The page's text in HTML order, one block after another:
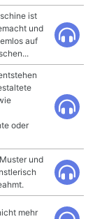
ist
und
auf
oder
und
mehr